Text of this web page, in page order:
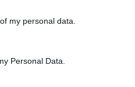
my personal data.
Personal Data.